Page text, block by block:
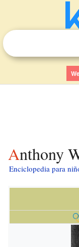
Anthony
Enciclopedia para